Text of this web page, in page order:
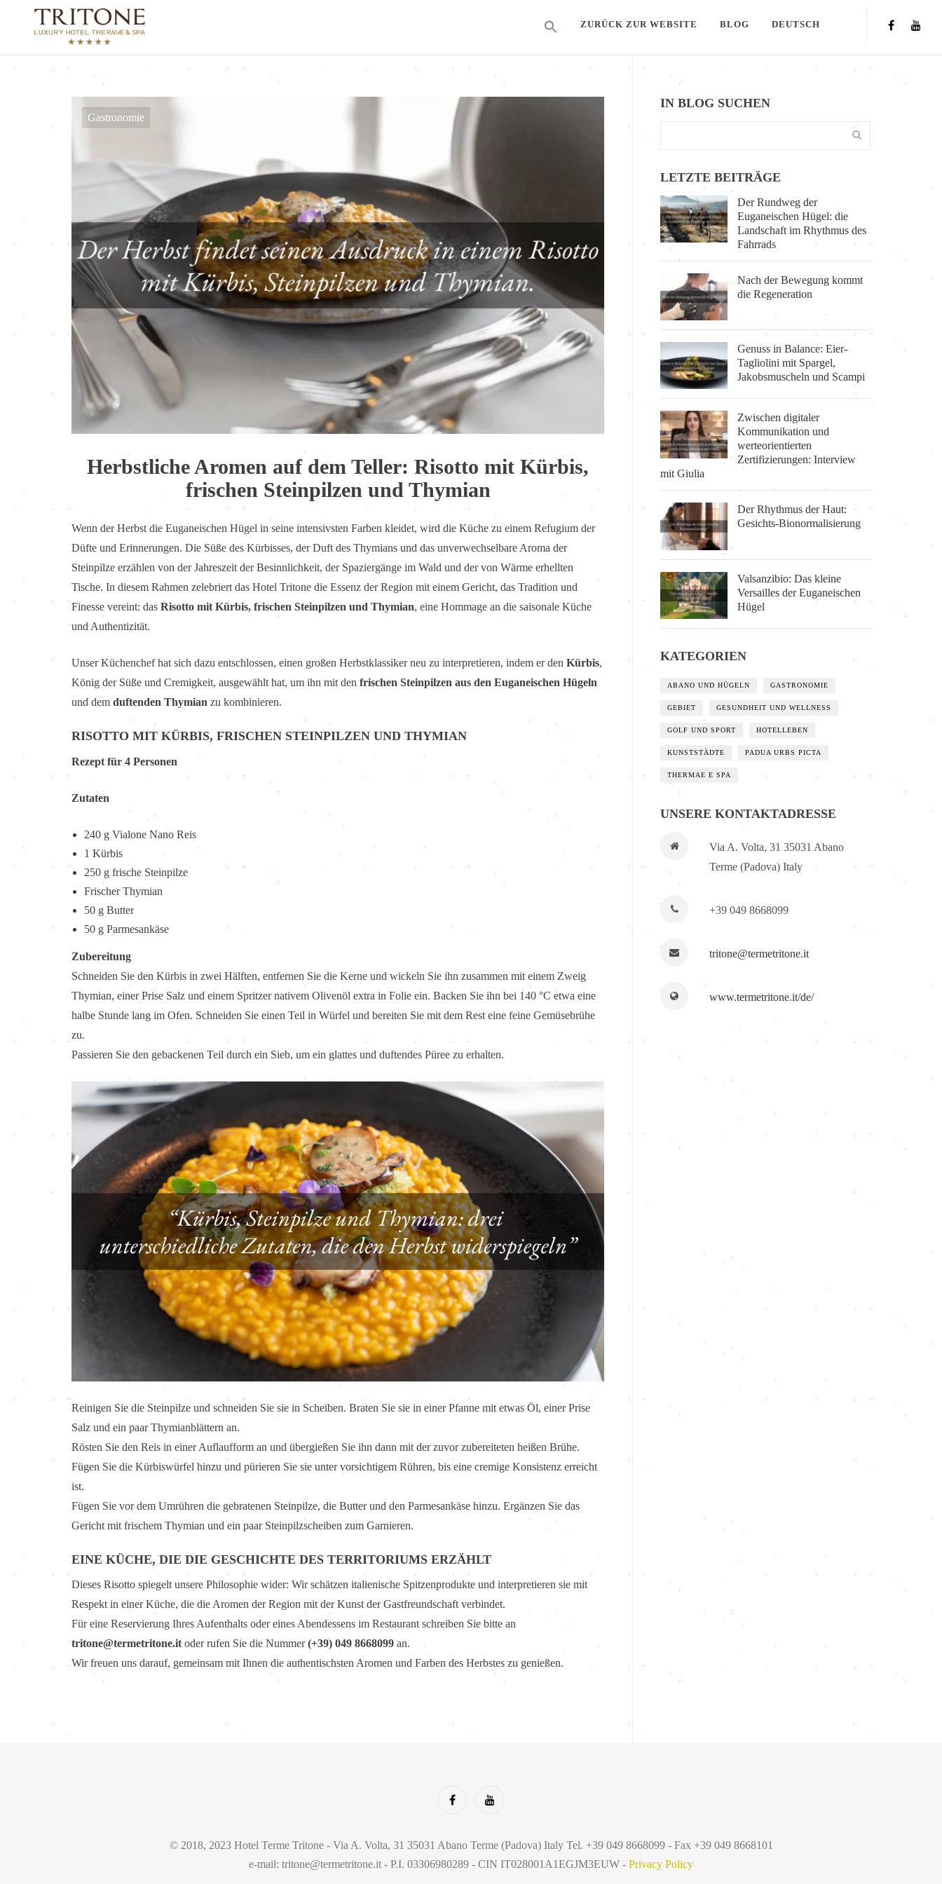
ZURÜCK ZUR WEBSITE BLOG DEUTSCH
Gastronomie
Herbstliche Aromen auf dem Teller: Risotto mit Kürbis,
frischen Steinpilzen und Thymian
Wenn der Herbst die Euganeischen Hügel in seine intensivsten Farben kleidet, wird die Küche zu einem Refugium der
Düfte und Erinnerungen. Die Süße des Kürbisses, der Duft des Thymians und das unverwechselbare Aroma der
Steinpilze erzählen von der Jahreszeit der Besinnlichkeit, der Spaziergänge im Wald und der von Wärme erhellten
Tische. In diesem Rahmen zelebriert das Hotel Tritone die Essenz der Region mit einem Gericht, das Tradition und
Finesse vereint: das Risotto mit Kürbis, frischen Steinpilzen und Thymian, eine Hommage an die saisonale Küche
und Authentizität.
Unser Küchenchef hat sich dazu entschlossen, einen großen Herbstklassiker neu zu interpretieren, indem er den Kürbis,
König der Süße und Cremigkeit, ausgewählt hat, um ihn mit den frischen Steinpilzen aus den Euganeischen Hügeln
und dem duftenden Thymian zu kombinieren.
RISOTTO MIT KÜRBIS, FRISCHEN STEINPILZEN UND THYMIAN
Rezept für 4 Personen
Zutaten
240 g Vialone Nano Reis
1 Kürbis
250 g frische Steinpilze
Frischer Thymian
50 g Butter
50 g Parmesankäse
Zubereitung
Schneiden Sie den Kürbis in zwei Hälften, entfernen Sie die Kerne und wickeln Sie ihn zusammen mit einem Zweig
Thymian, einer Prise Salz und einem Spritzer nativem Olivenöl extra in Folie ein. Backen Sie ihn bei 140 °C etwa eine
halbe Stunde lang im Ofen. Schneiden Sie einen Teil in Würfel und bereiten Sie mit dem Rest eine feine Gemüsebrühe
zu.
Passieren Sie den gebackenen Teil durch ein Sieb, um ein glattes und duftendes Püree zu erhalten.
Reinigen Sie die Steinpilze und schneiden Sie sie in Scheiben. Braten Sie sie in einer Pfanne mit etwas Öl, einer Prise
Salz und ein paar Thymianblättern an.
Rösten Sie den Reis in einer Auflaufform an und übergießen Sie ihn dann mit der zuvor zubereiteten heißen Brühe.
Fügen Sie die Kürbiswürfel hinzu und pürieren Sie sie unter vorsichtigem Rühren, bis eine cremige Konsistenz erreicht
ist.
Fügen Sie vor dem Umrühren die gebratenen Steinpilze, die Butter und den Parmesankäse hinzu. Ergänzen Sie das
Gericht mit frischem Thymian und ein paar Steinpilzscheiben zum Garnieren.
EINE KÜCHE, DIE DIE GESCHICHTE DES TERRITORIUMS ERZÄHLT
Dieses Risotto spiegelt unsere Philosophie wider: Wir schätzen italienische Spitzenprodukte und interpretieren sie mit
Respekt in einer Küche, die die Aromen der Region mit der Kunst der Gastfreundschaft verbindet.
Für eine Reservierung Ihres Aufenthalts oder eines Abendessens im Restaurant schreiben Sie bitte an
tritone@termetritone.it oder rufen Sie die Nummer(+39) 049 8668099 an.
Wir freuen uns darauf, gemeinsam mit Ihnen die authentischsten Aromen und Farben des Herbstes zu genießen.
IN BLOG SUCHEN
LETZTE BEITRÄGE
Der Rundweg der
Euganeischen Hügel: die
Landschaft im Rhythmus des
Fahrrads
Nach der Bewegung kommt
die Regeneration
Genuss in Balance: Eier-
Tagliolini mit Spargel,
Jakobsmuscheln und Scampi
Zwischen digitaler
Kommunikation und
werteorientierten
Zertifizierungen: Interview
mit Giulia
Der Rhythmus der Haut:
Gesichts-Bionormalisierung
Valsanzibio: Das kleine
Versailles der Euganeischen
Hügel
KATEGORIEN
ABANO UND HÜGELN GASTRONOMIE
GEBIET GESUNDHEIT UND WELLNESS
GOLF UND SPORT HOTELLEBEN
KUNSTSTÄDTE PADUA URBS PICTA
THERMAE E SPA
UNSERE KONTAKTADRESSE
Via A. Volta, 31 35031 Abano
Terme (Padova) Italy
+39 049 8668099
tritone@termetritone.it
www.termetritone.it/de/
© 2018, 2023 Hotel Terme Tritone - Via A. Volta, 31 35031 Abano Terme (Padova) Italy Tel. +39 049 8668099 - Fax +39 049 8668101
e-mail: tritone@termetritone.it - P.I. 03306980289 - CIN IT028001A1EGJM3EUW - Privacy Policy